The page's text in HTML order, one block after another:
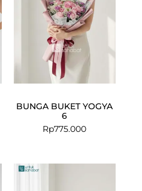
BUNGA BUKET YOGYA
6
Rp775.000